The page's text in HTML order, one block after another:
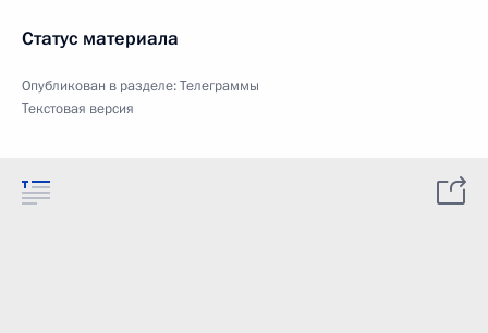
Статус материала
Опубликован в разделе:Телеграммы
Текстовая версия